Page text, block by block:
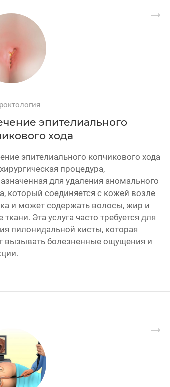
эпителиального
хода
эпителиального копчикового хода
процедура,
для удаления аномального
который соединяется с кожей возле
и может содержать волосы, жир и
ткани. Эта услуга часто требуется для
пилонидальной кисты, которая
вызывать болезненные ощущения и